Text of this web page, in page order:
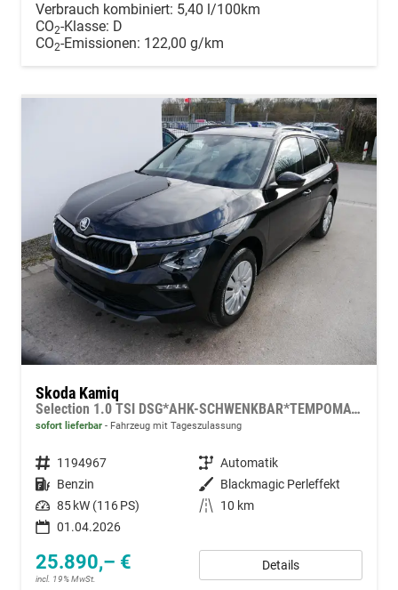
Verbrauch kombiniert: 5,40 l/100km
CO2-Klasse: D
CO2-Emissionen: 122,00 g/km
Skoda Kamiq
Selection 1.0 TSI DSG*AHK-SCHWENKBAR*TEMPOMAT*PDC-HINTEN*KEYLESS-GO*SHZ*
sofort lieferbar Fahrzeug mit Tageszulassung
Fahrzeugnummer 1194967 Getriebe Automatik
Kraftstoff Benzin Außenfarbe Blackmagic Perleffekt
Leistung 85 kW (116 PS) Kilometerstand
10 km
01.04.2026
25.890,– €
incl. 19% MwSt.
Details